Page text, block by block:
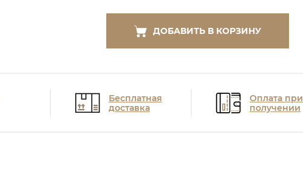
ДОБАВИТЬ В КОРЗИНУ
Бесплатная
доставка
Оплата при
получении